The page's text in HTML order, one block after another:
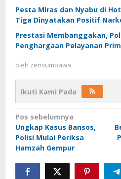
Pesta Miras dan Nyabu di
Tiga Dinyatakan Positif
Prestasi Membanggakan,
Penghargaan Pelayanan
oleh zensumbawa
Ikuti Kami Pada
Navigasi
pos
Pos sebelumnya
Ungkap Kasus Bansos,
Polisi Mulai Periksa
Hamzah Gempur